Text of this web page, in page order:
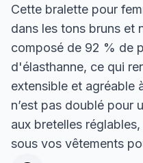
Cette bralette pour
dans les tons bruns et
composé de 92 % de
d'élasthanne, ce qui
extensible et agréable
n’est pas doublé pour
aux bretelles
sous vos vêtements